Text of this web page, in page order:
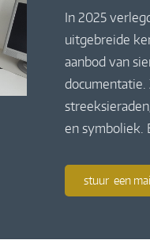
In 2025
uitgebreide
aanbod van
documentatie.
en symboliek.
stuur een